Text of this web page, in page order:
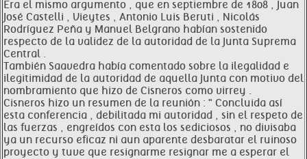
Era el mismo argumento , que en septiembre de 1808 , Juan
José Castelli , Vieytes , Antonio Luis Beruti , Nicolás
Rodríguez Peña y Manuel Belgrano habían sostenido
respecto de la validez de la autoridad de la Junta Suprema
Central .
También Saavedra había comentado sobre la ilegalidad e
ilegitimidad de la autoridad de aquella Junta con motivo del
nombramiento que hizo de Cisneros como virrey .
Cisneros hizo un resumen de la reunión : " Concluida así
esta conferencia , debilitada mi autoridad , sin el respeto de
las fuerzas , engreídos con esta los sediciosos , no divisaba
ya un recurso eficaz ni aun aparente desbaratar el ruinoso
proyecto y tuve que resignarme resignar me a esperar el